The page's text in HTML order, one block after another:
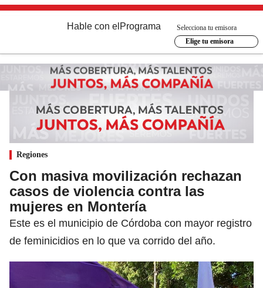
Hable con el Programa
Selecciona tu emisora
Elige tu emisora
Regiones
Con masiva movilización rechazan
casos de violencia contra las
mujeres en Montería
Este es el municipio de Córdoba con mayor registro
de feminicidios en lo que va corrido del año.